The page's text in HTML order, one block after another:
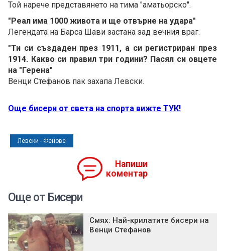
Той нарече представянето на тима "аматьорско".
"Реал има 1000 живота и ще отвърне на удара"
Легендата на Барса Шави застана зад вечния враг.
"Ти си създаден през 1911, а си регистриран през
1914. Какво си правил три години? Пасял си овцете
на "Герена"
Венци Стефанов пак захапа Левски.
Още бисери от света на спорта вижте ТУК!
Левски - Фенове
Напиши
коментар
Още от Бисери
Смях: Най-крилатите бисери на
Венци Стефанов